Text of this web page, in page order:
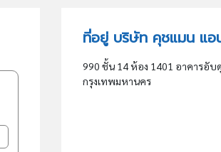
ที่อยู่ บริษัท คุชแมน แอ
990 ชั้น 14 ห้อง 1401 อาคารอับ
กรุงเทพมหานคร